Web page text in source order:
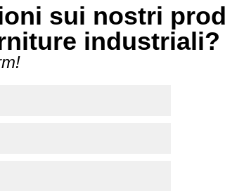
sui nostri
industriali?